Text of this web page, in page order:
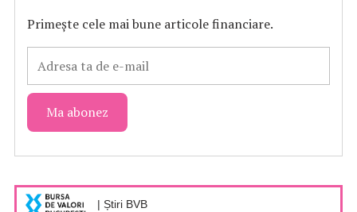
Primește cele mai bune articole financiare.
| Știri BVB